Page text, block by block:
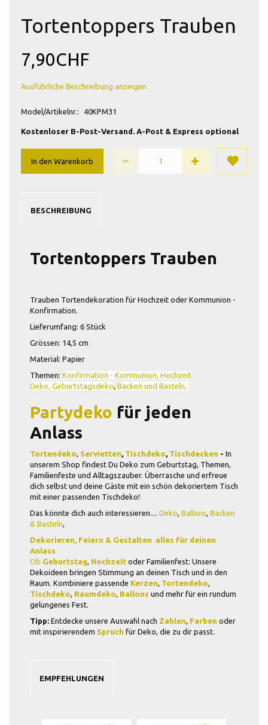
Tortentoppers Trauben
7,90CHF
Ausführliche Beschreibung anzeigen
Model/Artikelnr.: 40KPM31
Kostenloser B-Post-Versand. A-Post & Express optional
In den Warenkorb
BESCHREIBUNG
Tortentoppers Trauben
Trauben Tortendekoration für Hochzeit oder Kommunion -
Konfirmation.
Lieferumfang: 6 Stück
Grössen: 14,5 cm
Material: Papier
Themen: Konfirmation - Kommunion, Hochzeit
Deko, Geburtstagsdeko, Backen und Basteln,
Partydeko für jeden
Anlass
Tortendeko, Servietten, Tischdeko, Tischdecken - In
unserem Shop findest Du Deko zum Geburtstag, Themen,
Familienfeste und Alltagszauber. Überrasche und erfreue
dich selbst und deine Gäste mit ein schön dekoriertem Tisch
mit einer passenden Tischdeko!
Das könnte dich auch interessieren.... Deko, Ballons, Backen
& Basteln,
Dekorieren, Feiern & Gestalten  alles für deinen
Anlass
Ob Geburtstag, Hochzeit oder Familienfest: Unsere
Dekoideen bringen Stimmung an deinen Tisch und in den
Raum. Kombiniere passende Kerzen, Tortendeko,
Tischdeko, Raumdeko, Ballons und mehr für ein rundum
gelungenes Fest.
Tipp: Entdecke unsere Auswahl nach Zahlen, Farben oder
mit inspirierendem Spruch für Deko, die zu dir passt.
EMPFEHLUNGEN